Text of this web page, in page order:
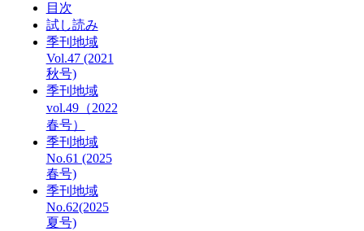
目次
試し読み
季刊地域
Vol.47 (2021
秋号)
季刊地域
vol.49（2022
春号）
季刊地域
No.61 (2025
春号)
季刊地域
No.62(2025
夏号)